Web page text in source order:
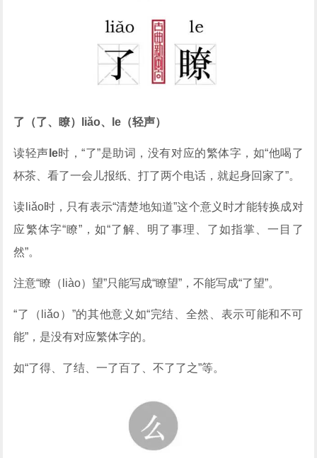
了（了、瞭）liǎo、le（轻声）
读轻声 le时，“了”是助词，没有对应的繁体字，如“他喝了
杯茶、看了一会儿报纸、打了两个电话，就起身回家了”。
读liǎo时，只有表示“清楚地知道”这个意义时才能转换成对
应繁体字“瞭”，如“了解、明了事理、了如指掌、一目了
然”。
注意“瞭（liào）望”只能写成“瞭望”，不能写成“了望”。
“了（liǎo）”的其他意义如“完结、全然、表示可能和不可
能”，是没有对应繁体字的。
如“了得、了结、一了百了、不了了之”等。